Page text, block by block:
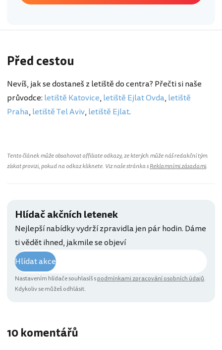
Před cestou
Nevíš, jak se dostaneš z letiště do centra? Přečti si naše
průvodce: letiště Katovice, letiště Ejlat Ovda, letiště
Praha, letiště Tel Aviv, letiště Ejlat.
Tento článek může obsahovat affiliate odkazy, ze kterých může náš redakční tým
získat provizi, pokud na odkaz kliknete. Viz naše stránka sReklamními zásadami.
Hlídač akčních letenek
Nejlepší nabídky vydrží zpravidla jen pár hodin. Dáme
ti vědět ihned, jakmile se objeví
Hlídat akce
Nastavením hlídače souhlasíš spodmínkami zpracování osobních údajů.
Kdykoliv se můžeš odhlásit.
10 komentářů